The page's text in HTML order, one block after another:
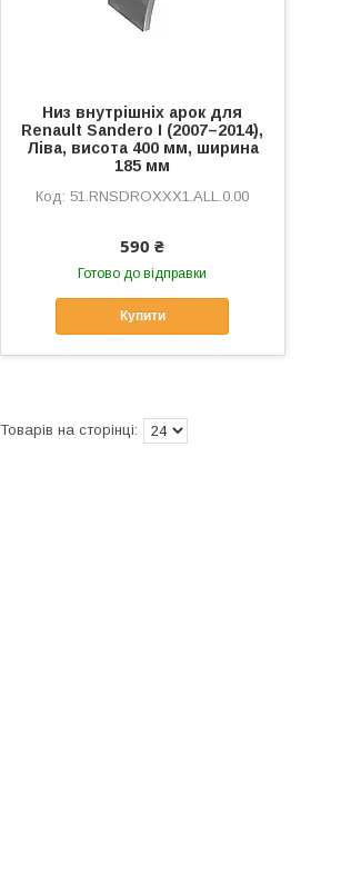
Низ внутрішніх арок для
Renault Sandero I (2007–2014),
Ліва, висота 400 мм, ширина
185 мм
51.RNSDROXXX1.ALL.0.00
590 ₴
Готово до відправки
Купити